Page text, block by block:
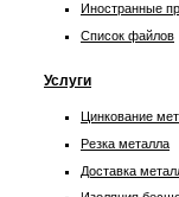
Иностранные
Список файлов
Услуги
Цинкование
Резка металла
Доставка